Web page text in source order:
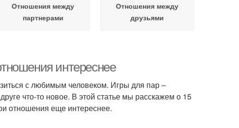
Отношения между
партнерами
Отношения между
друзьями
интереснее
с любимым человеком. Игры для пар –
что-то новое. В этой статье мы расскажем о 15
отношения еще интереснее.